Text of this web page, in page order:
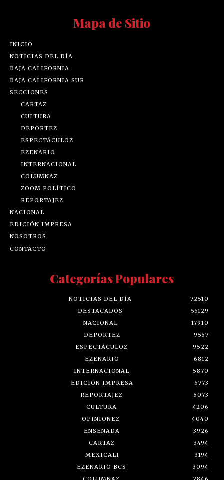
Mapa de Sitio
INICIO
NOTICIAS DEL DÍA
BAJA CALIFORNIA
BAJA CALIFORNIA SUR
SECCIONES
CARTAZ
CULTURA
DEPORTEZ
ESPECTÁCULOZ
EZENARIO
INTERNACIONAL
COLUMNAZ
ZOOM POLÍTICO
REPORTAJEZ
NACIONAL
EDICIÓN IMPRESA
NOSOTROS
CONTACTO
Categorías Populares
NOTICIAS DEL DÍA
72510
DESTACADOS
55129
NACIONAL
17910
DEPORTEZ
9557
ESPECTÁCULOZ
9522
EZENARIO
6812
INTERNACIONAL
5870
EDICIÓN IMPRESA
5773
REPORTAJEZ
5073
CULTURA
4206
OPINIONEZ
4040
ENSENADA
3926
CARTAZ
3494
MEXICALI
3194
EZENARIO BCS
3094